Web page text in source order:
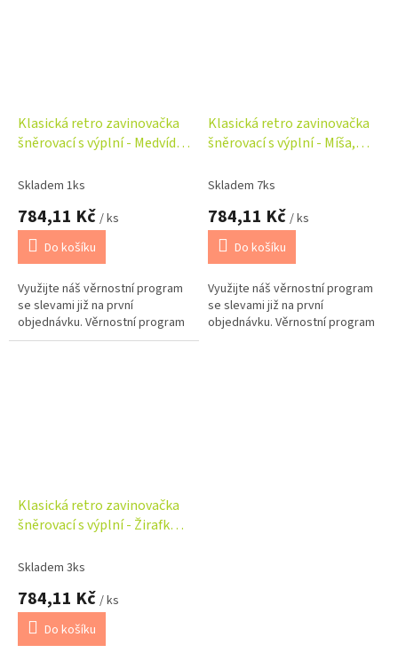
Klasická retro zavinovačka
šněrovací s výplní - Medvídek
Skladem 1ks
784,11 Kč / ks
Do košíku
Využijte náš věrnostní program
se slevami již na první
objednávku. Věrnostní program
Klasická retro zavinovačka
šněrovací s výplní - Míša,
Skladem 7ks
784,11 Kč / ks
Do košíku
Využijte náš věrnostní program
se slevami již na první
objednávku. Věrnostní program
Klasická retro zavinovačka
šněrovací s výplní - Žirafka
Skladem 3ks
784,11 Kč / ks
Do košíku